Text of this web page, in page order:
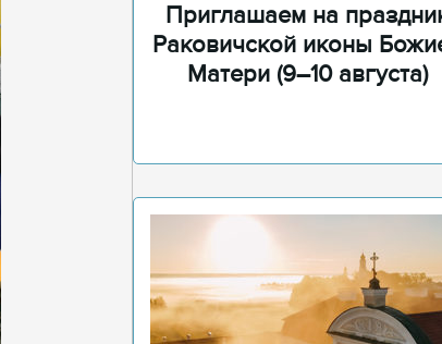
Приглашаем на
Раковичской иконы
Матери (9–10 августа)